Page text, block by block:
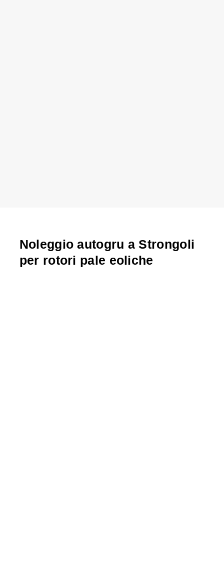
Noleggio autogru a Strongoli
per rotori pale eoliche